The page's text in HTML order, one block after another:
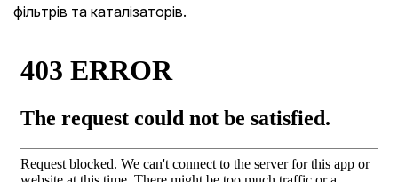
фільтрів та каталізаторів.